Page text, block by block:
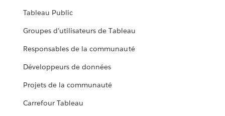
Tableau Public
Groupes d’utilisateurs de Tableau
Responsables de la communauté
Développeurs de données
Projets de la communauté
Carrefour Tableau